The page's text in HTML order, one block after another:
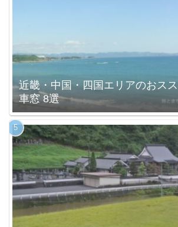
近畿・中国・四国エリアのおス
車窓 8選